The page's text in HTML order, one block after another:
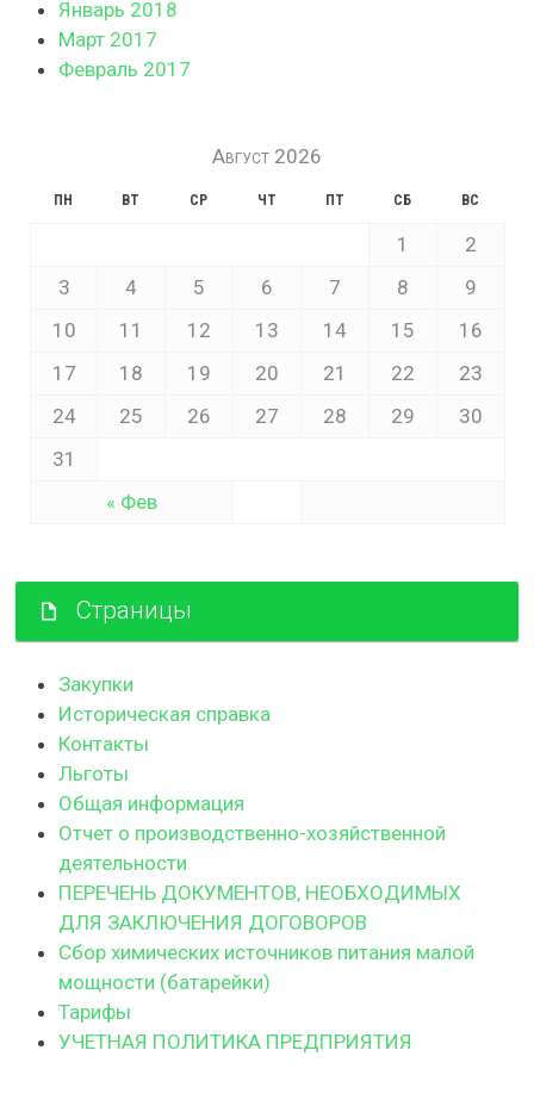
Январь 2018
Март 2017
Февраль 2017
Август 2026
ПН ВТ СР ЧТ ПТ СБ ВС
« Фев
1
2
3
4 5 6 7 8
9
10
11 12 13 14 15
16
17
18 19 20 21 22
23
24
25 26 27 28 29
30
31
Страницы
Закупки
Историческая справка
Контакты
Льготы
Общая информация
Отчет о производственно-хозяйственной
деятельности
ПЕРЕЧЕНЬ ДОКУМЕНТОВ, НЕОБХОДИМЫХ
ДЛЯ ЗАКЛЮЧЕНИЯ ДОГОВОРОВ
Сбор химических источников питания малой
мощности (батарейки)
Тарифы
УЧЕТНАЯ ПОЛИТИКА ПРЕДПРИЯТИЯ